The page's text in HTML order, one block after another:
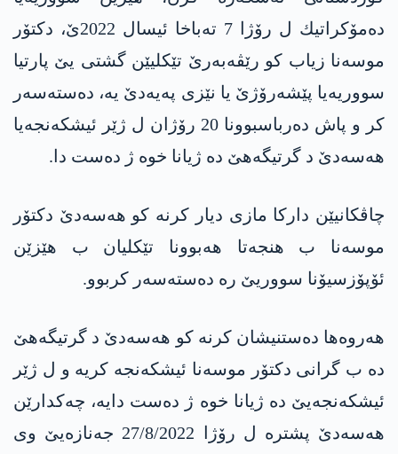
ده‌مۆكراتیك ل رۆژا 7 ته‌باخا ئیسال 2022ێ، دكتۆر
موسه‌نا زیاب كو رێڤەبەرێ تێکلیێن گشتی یێ پارتیا
سووریەیا پێشەرۆژێ یا نێزی په‌یه‌دێ یه‌، ده‌سته‌سه‌ر
كر و پاش ده‌رباسبوونا 20 رۆژان ل ژێر ئیشكه‌نجه‌یا
هه‌سه‌دێ د گرتیگه‌هێ ده‌ ژیانا خوه‌ ژ ده‌ست دا.
چاڤكانیێن داركا مازی دیار كرنه‌ كو هه‌سه‌دێ دكتۆر
موسه‌نا ب هنجه‌تا هه‌بوونا تێكلیان ب هێزێن
ئۆپۆزسیۆنا سووریێ ره‌ ده‌سته‌سه‌ر كربوو.
هه‌روه‌ها ده‌ستنیشان كرنه‌ كو هه‌سه‌دێ د گرتیگه‌هێ
ده‌ ب گرانی دكتۆر موسه‌نا ئیشکەنجە كریه‌ و ل ژێر
ئیشكه‌نجه‌یێ دە ژیانا خوه‌ ژ ده‌ست دایه‌، چەکدارێن
هه‌سه‌دێ‌ پشتره‌ ل رۆژا 27/8/2022 جه‌نازه‌یێ وی